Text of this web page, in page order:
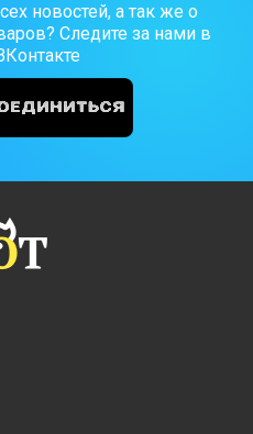
новостей, а так же о
Следите за нами в